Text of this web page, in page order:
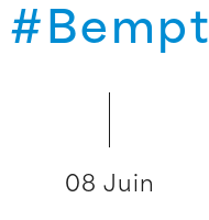
#Bempt
08 Juin